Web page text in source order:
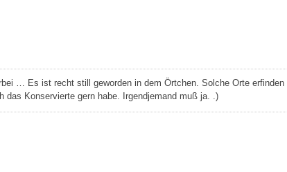
… Es ist recht still geworden in dem Örtchen. Solche Orte erfinden
Konservierte gern habe. Irgendjemand muß ja. .)